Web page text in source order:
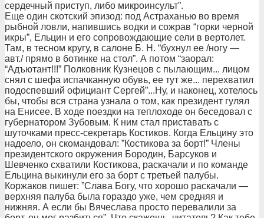
сердечный приступ, либо микроинсульт”.
Еще один скотский эпизод: под Астраханью во время
рыбной ловли, напившись водки и сожрав “горки черной
икры”, Ельцин и его сопровождающие сели в вертолет.
Там, в тесном кругу, в салоне Б. Н. “бухнул ее /ногу —
авт./ прямо в ботинке на стол”. А потом “заорал:
“Адъютант!!!” Полковник Кузнецов с пылающим... лицом
снял с шефа испачканную обувь, ее тут же... перехватил
подоспевший официант Сергей”...Ну, и наконец, хотелось
бы, чтобы вся страна узнала о том, как президент гулял
на Енисее. В ходе поездки на теплоходе он беседовал с
губернатором Зубовым. К ним стал приставать с
шуточками пресс-секретарь Костиков. Когда Ельцину это
надоело, он скомандовал: ”Костикова за борт!” Члены
президентского окружения Бородин, Барсуков и
Шевченко схватили Костикова, раскачали и по команде
Ельцина выкинули его за борт с третьей палубы.
Коржаков пишет: ”Слава Богу, что хорошо раскачали —
верхняя палуба была гораздо уже, чем средняя и
нижняя. А если бы Вячеслава просто перевалили за